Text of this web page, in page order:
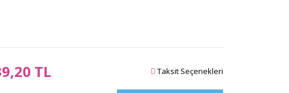
TL Taksit Seçenekleri